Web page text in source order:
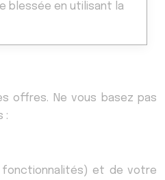
blessée en utilisant la
offres. Ne vous basez pas
:
fonctionnalités) et de votre